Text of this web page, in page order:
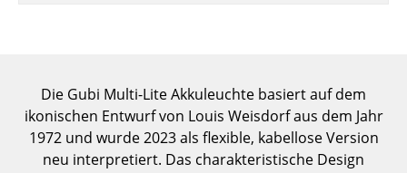
Gartentische
Servierwagen
Die Gubi Multi-Lite Akkuleuchte basiert auf dem
ikonischen Entwurf von Louis Weisdorf aus dem Jahr
1972 und wurde 2023 als flexible, kabellose Version
neu interpretiert. Das charakteristische Design